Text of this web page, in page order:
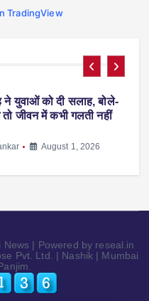
TradingView
ने युवाओं को दी सलाह, बोले-
तो जीवन में कभी गलती नहीं
August 1, 2026
| Powered by reseal.in
Pvt. Ltd. | Nashik | Mumbai